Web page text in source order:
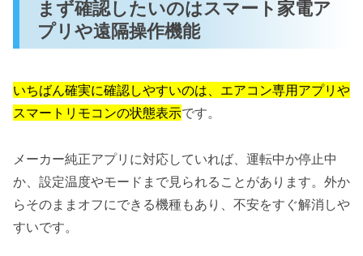
まず確認したいのはスマート家電ア
プリや遠隔操作機能
いちばん確実に確認しやすいのは、エアコン専用アプリや
スマートリモコンの状態表示です。
メーカー純正アプリに対応していれば、運転中か停止中
か、設定温度やモードまで見られることがあります。外か
らそのままオフにできる機種もあり、不安をすぐ解消しや
すいです。